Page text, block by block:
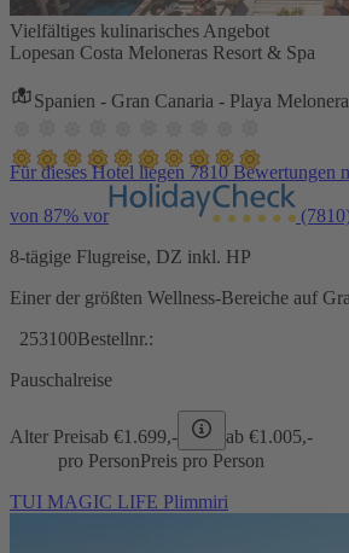
Vielfältiges kulinarisches Angebot
Lopesan Costa Meloneras Resort & Spa
Spanien - Gran Canaria - Playa
Für dieses Hotel liegen 7810 Bewertungen
von 87% vor
8-tägige Flugreise, DZ inkl. HP
Einer der größten Wellness-Bereiche auf
253100Bestellnr.:
Pauschalreise
Alter Preisab €1.699,- ab €1.005,-
pro PersonPreis pro Person
TUI MAGIC LIFE Plimmiri